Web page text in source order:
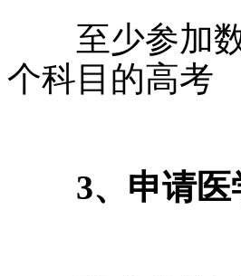
至少参加数
个科目的高考
3、申请